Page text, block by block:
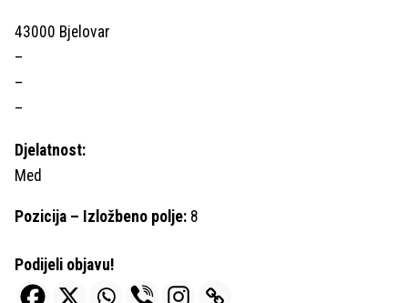
43000 Bjelovar
–
–
–
Djelatnost:
Med
Pozicija – Izložbeno polje: 8
Podijeli objavu!